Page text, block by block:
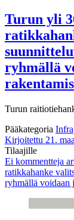
Turun yli
ryhmällä
Turun
Pääkategoria Infra
Kirjoitettu 21.
Tilaajille
Ei kommentteja
ratikkahanke
ryhmällä voidaan